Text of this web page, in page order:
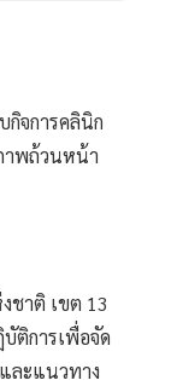
กิจการคลินิก
าพถ้วนหน้า
ติ เขต 13
ติการเพื่อจัด
ละแนวทาง